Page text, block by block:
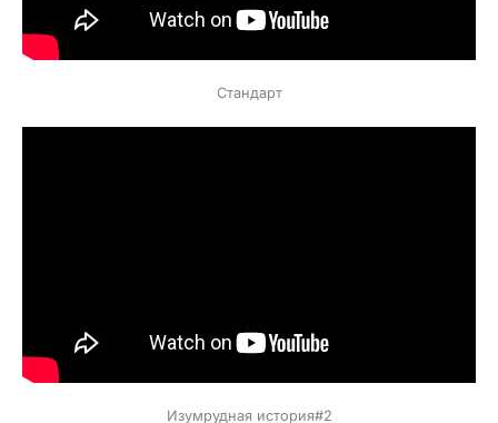
Стандарт
Изумрудная история#2